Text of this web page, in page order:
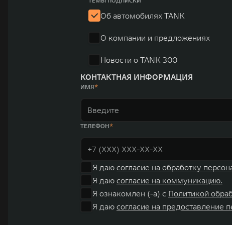
систему исследований и разработок, включая центры
Об автомобилях TANK
О компании и предложениях
Новости о TANK 300
КОНТАКТНАЯ ИНФОРМАЦИЯ
ИМЯ
ТЕЛЕФОН
Я даю согласие на обработку
Я даю согласие на коммуникацию.
Я ознакомлен (-а) с Политикой
Я даю согласие на предоставление